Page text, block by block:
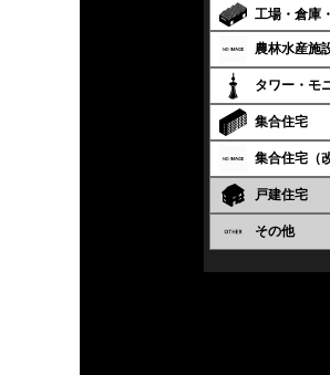
工場・倉庫
農林水産施
タワー・モ
集合住宅
集合住宅（
戸建住宅
その他